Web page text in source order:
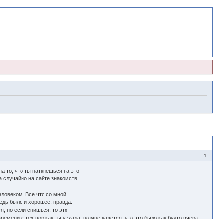
1
то, что ты наткнешься на это
случайно на сайте знакомств
Все что со мной
было и хорошее, правда.
но если снишься, то это
с тех пор как ты уехала, но мне кажется, что это было как будто вчера.